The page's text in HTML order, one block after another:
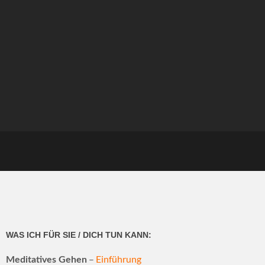
WAS ICH FÜR SIE / DICH TUN KANN:
Meditatives Gehen – Einführung